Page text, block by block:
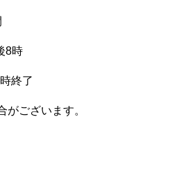
8時
終了
ございます。